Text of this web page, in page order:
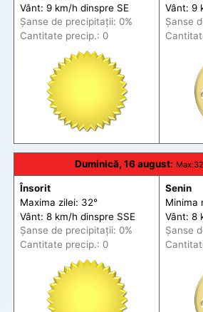
Vânt: 9 km/h dinspre SE
Șanse de precipitații: 0%
Cantitate precip.: 0
Vânt: 9
Șanse
Duminică, 16 august: Max
Însorit
Maxima zilei: 32°
Vânt: 8 km/h dinspre SSE
Șanse de precipitații: 0%
Cantitate precip.: 0
Senin
Minima
Vânt: 8
Șanse